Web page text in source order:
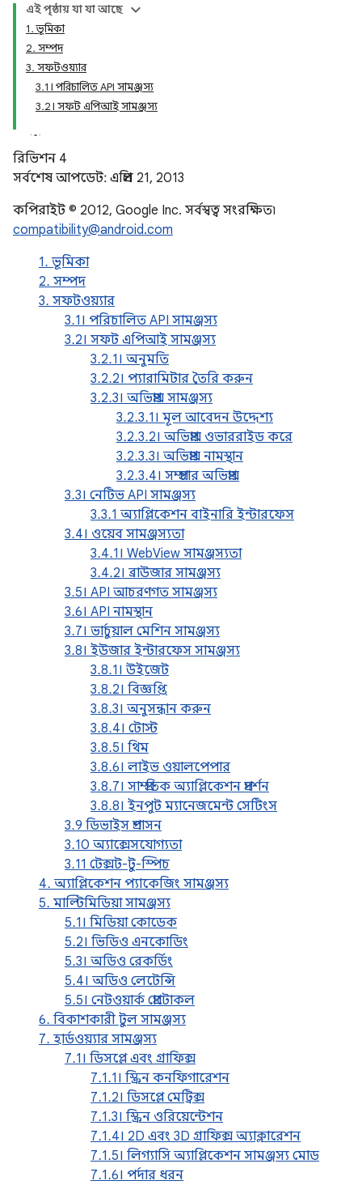
এই পৃষ্ঠায় যা যা আছে
1. ভূমিকা
2. সম্পদ
3. সফটওয়্যার
3.1। পরিচালিত API সামঞ্জস্য
3.2। সফট এপিআই সামঞ্জস্য
রিভিশন 4
সর্বশেষ আপডেট: এপ্রিল 21, 2013
কপিরাইট © 2012, Google Inc. সর্বস্বত্ব সংরক্ষিত৷
compatibility@android.com
1. ভূমিকা
2. সম্পদ
3. সফটওয়্যার
3.1। পরিচালিত API সামঞ্জস্য
3.2। সফট এপিআই সামঞ্জস্য
3.2.1। অনুমতি
3.2.2। প্যারামিটার তৈরি করুন
3.2.3। অভিপ্রায় সামঞ্জস্য
3.2.3.1। মূল আবেদন উদ্দেশ্য
3.2.3.2। অভিপ্রায় ওভাররাইড করে
3.2.3.3। অভিপ্রায় নামস্থান
3.2.3.4। সম্প্রচার অভিপ্রায়
3.3। নেটিভ API সামঞ্জস্য
3.3.1 অ্যাপ্লিকেশন বাইনারি ইন্টারফেস
3.4। ওয়েব সামঞ্জস্যতা
3.4.1। WebView সামঞ্জস্যতা
3.4.2। ব্রাউজার সামঞ্জস্য
3.5। API আচরণগত সামঞ্জস্য
3.6। API নামস্থান
3.7। ভার্চুয়াল মেশিন সামঞ্জস্য
3.8। ইউজার ইন্টারফেস সামঞ্জস্য
3.8.1। উইজেট
3.8.2। বিজ্ঞপ্তি
3.8.3। অনুসন্ধান করুন
3.8.4। টোস্ট
3.8.5। থিম
3.8.6। লাইভ ওয়ালপেপার
3.8.7। সাম্প্রতিক অ্যাপ্লিকেশন প্রদর্শন
3.8.8। ইনপুট ম্যানেজমেন্ট সেটিংস
3.9 ডিভাইস প্রশাসন
3.10 অ্যাক্সেসযোগ্যতা
3.11 টেক্সট-টু-স্পিচ
4. অ্যাপ্লিকেশন প্যাকেজিং সামঞ্জস্য
5. মাল্টিমিডিয়া সামঞ্জস্য
5.1। মিডিয়া কোডেক
5.2। ভিডিও এনকোডিং
5.3। অডিও রেকর্ডিং
5.4। অডিও লেটেন্সি
5.5। নেটওয়ার্ক প্রোটোকল
6. বিকাশকারী টুল সামঞ্জস্য
7. হার্ডওয়্যার সামঞ্জস্য
7.1। ডিসপ্লে এবং গ্রাফিক্স
7.1.1। স্ক্রিন কনফিগারেশন
7.1.2। ডিসপ্লে মেট্রিক্স
7.1.3। স্ক্রিন ওরিয়েন্টেশন
7.1.4। 2D এবং 3D গ্রাফিক্স অ্যাক্লারেশন
7.1.5। লিগ্যাসি অ্যাপ্লিকেশন সামঞ্জস্য মোড
7.1.6। পর্দার ধরন